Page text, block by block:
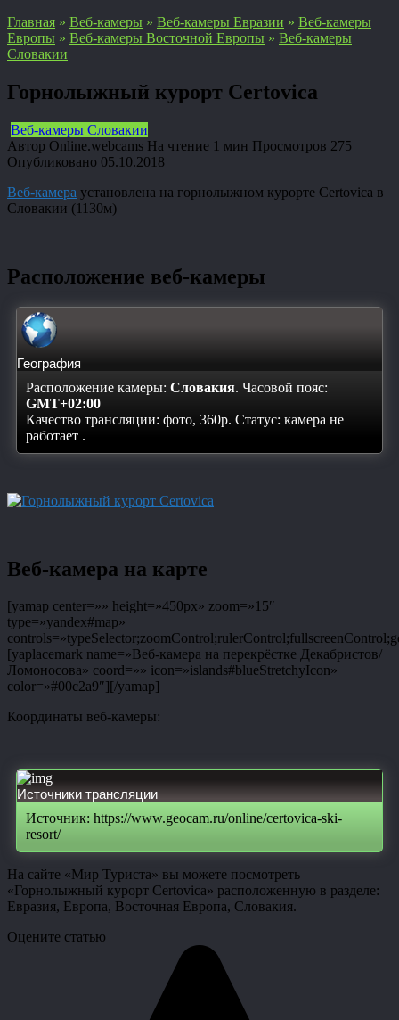
Главная » Веб-камеры » Веб-камеры Евразии » Веб-камеры
Европы » Веб-камеры Восточной Европы » Веб-камеры
Словакии
Горнолыжный курорт Certovica
Веб-камеры Словакии
Автор Online.webcams На чтение 1 мин Просмотров 275
Опубликовано 05.10.2018
Веб-камера установлена на горнолыжном курорте Certovica в
Словакии (1130м)
Расположение веб-камеры
География
Расположение камеры: Словакия. Часовой пояс:
GMT+02:00
Качество трансляции: фото, 360p. Статус: камера не
работает .
Веб-камера на карте
[yamap center=»» height=»450px» zoom=»15″
type=»yandex#map»
[yaplacemark name=»Веб-камера на перекрёстке Декабристов/
Ломоносова» coord=»» icon=»islands#blueStretchyIcon»
color=»#00c2a9″][/yamap]
Координаты веб-камеры:
Источники трансляции
Источник: https://www.geocam.ru/online/certovica-ski-
resort/
На сайте «Мир Туриста» вы можете посмотреть
«Горнолыжный курорт Certovica» расположенную в разделе:
Евразия, Европа, Восточная Европа, Словакия.
Оцените статью